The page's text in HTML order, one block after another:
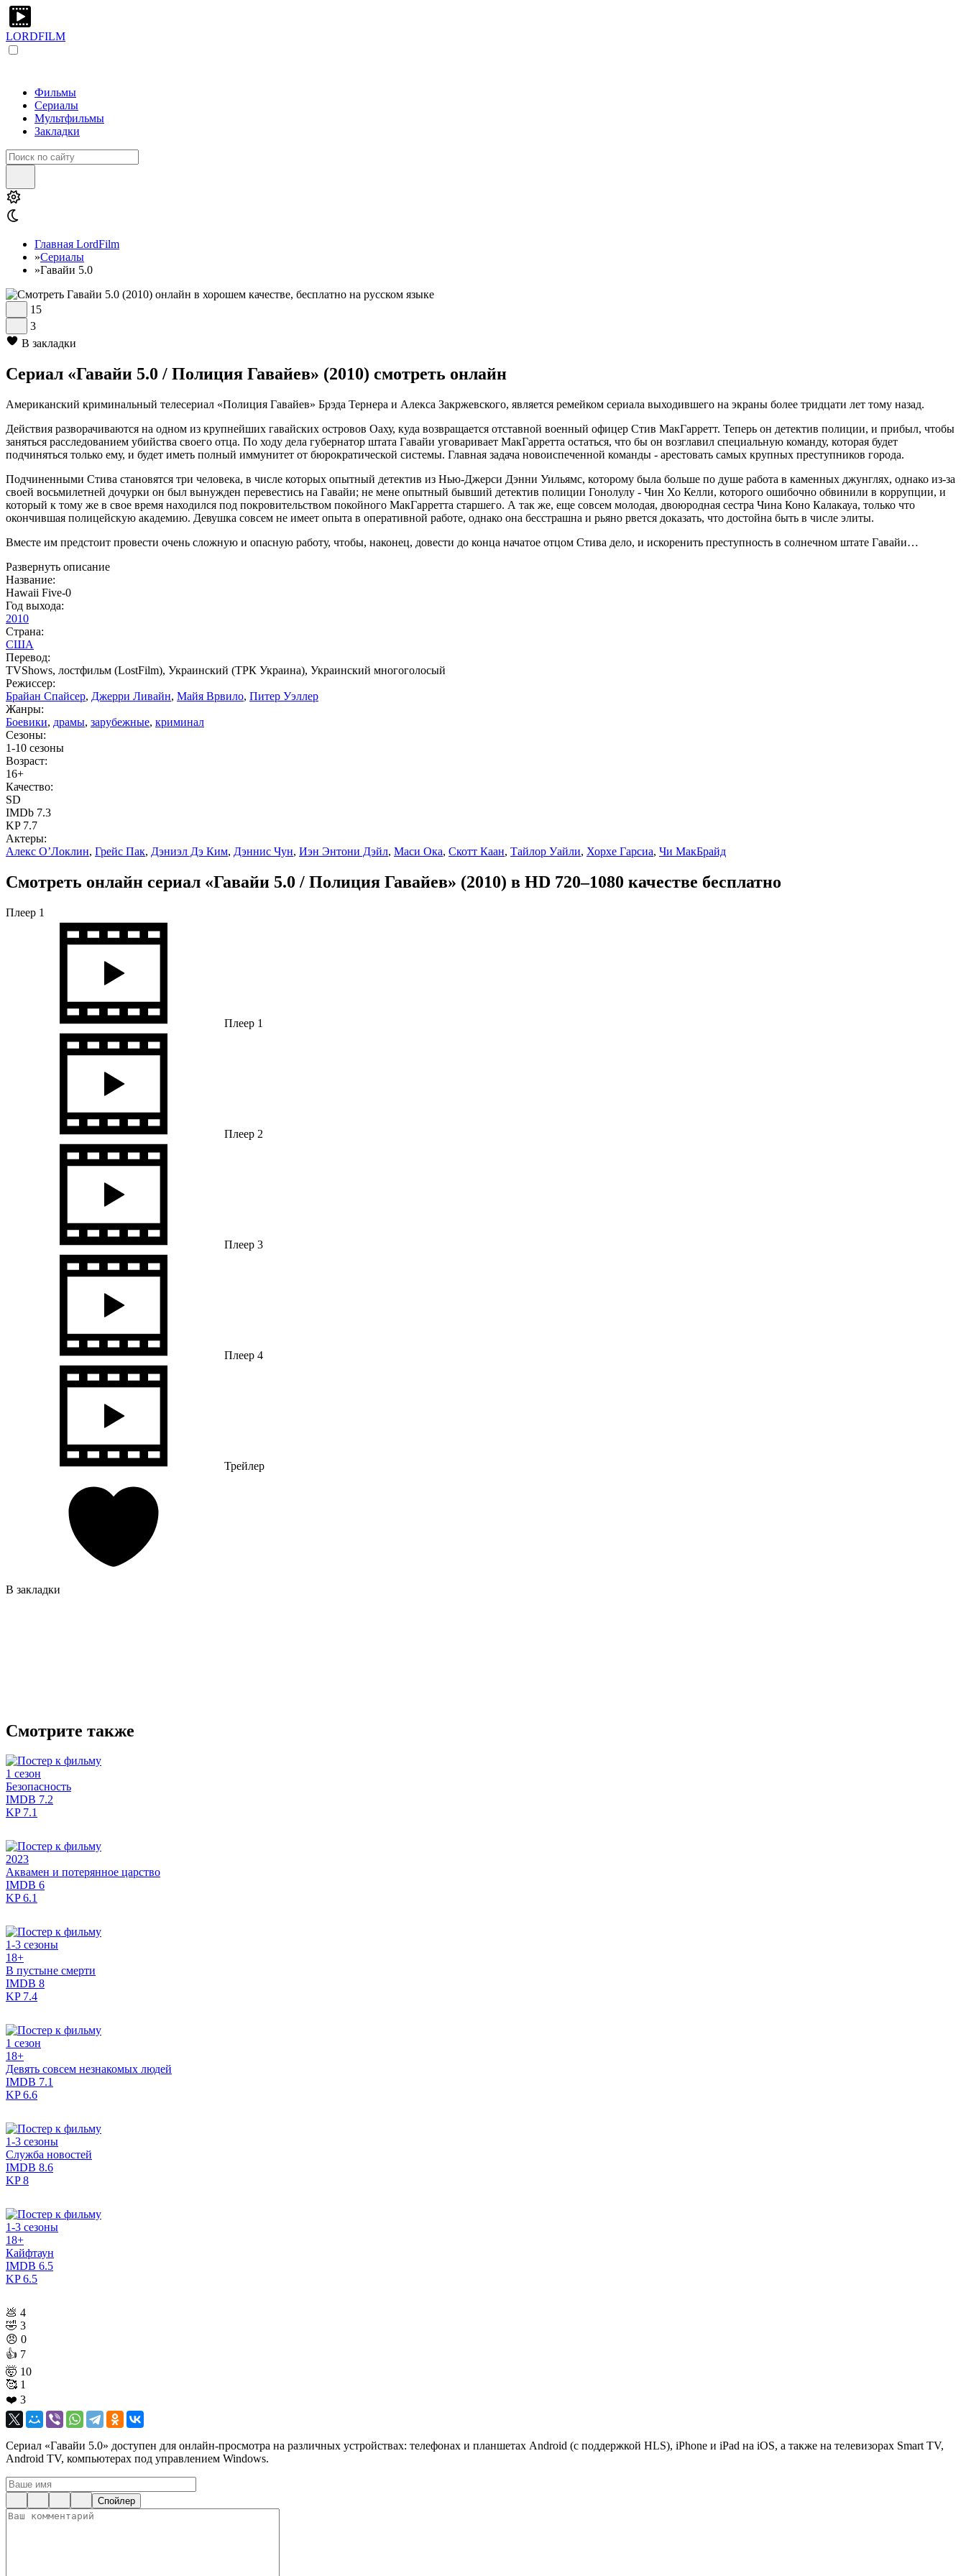
LORDFILM
Фильмы
Сериалы
Мультфильмы
Закладки
Главная LordFilm
»Сериалы
»Гавайи 5.0
15
3
В закладки
Сериал «Гавайи 5.0 / Полиция Гавайев» (2010) смотреть онлайн
Американский криминальный телесериал «Полиция Гавайев» Брэда Тернера и Алекса Закржевского, является ремейком сериала выходившего на экраны более тридцати лет тому назад.
Действия разворачиваются на одном из крупнейших гавайских островов Оаху, куда возвращается отставной военный офицер Стив МакГарретт. Теперь он детектив полиции, и прибыл, чтобы
заняться расследованием убийства своего отца. По ходу дела губернатор штата Гавайи уговаривает МакГарретта остаться, что бы он возглавил специальную команду, которая будет
подчиняться только ему, и будет иметь полный иммунитет от бюрократической системы. Главная задача новоиспеченной команды - арестовать самых крупных преступников города.
Подчиненными Стива становятся три человека, в числе которых опытный детектив из Нью-Джерси Дэнни Уильямс, которому была больше по душе работа в каменных джунглях, однако из-за
своей восьмилетней дочурки он был вынужден перевестись на Гавайи; не мене опытный бывший детектив полиции Гонолулу - Чин Хо Келли, которого ошибочно обвинили в коррупции, и
который к тому же в свое время находился под покровительством покойного МакГарретта старшего. А так же, еще совсем молодая, двоюродная сестра Чина Коно Калакауа, только что
окончившая полицейскую академию. Девушка совсем не имеет опыта в оперативной работе, однако она бесстрашна и рьяно рвется доказать, что достойна быть в числе элиты.
Вместе им предстоит провести очень сложную и опасную работу, чтобы, наконец, довести до конца начатое отцом Стива дело, и искоренить преступность в солнечном штате Гавайи…
Развернуть описание
Название:
Hawaii Five-0
Год выхода:
2010
Страна:
США
Перевод:
TVShows, лостфильм (LostFilm), Украинский (ТРК Украина), Украинский многоголосый
Режиссер:
Брайан Спайсер, Джерри Ливайн, Майя Врвило, Питер Уэллер
Жанры:
Боевики, драмы, зарубежные, криминал
Сезоны:
1-10 сезоны
Возраст:
16+
Качество:
SD
IMDb 7.3
KP 7.7
Актеры:
Алекс О’Локлин, Грейс Пак, Дэниэл Дэ Ким, Дэннис Чун, Иэн Энтони Дэйл, Маси Ока, Скотт Каан, Тайлор Уайли, Хорхе Гарсиа, Чи МакБрайд
Смотреть онлайн сериал «Гавайи 5.0 / Полиция Гавайев» (2010) в HD 720–1080 качестве бесплатно
Плеер 1
Плеер 1
Плеер 2
Плеер 3
Плеер 4
Трейлер
В закладки
Смотрите также
1 сезон
Безопасность
IMDB 7.2
KP7.1
2023
Аквамен и потерянное царство
IMDB 6
KP6.1
1-3 сезоны
18+
В пустыне смерти
IMDB 8
KP7.4
1 сезон
18+
Девять совсем незнакомых людей
IMDB 7.1
KP6.6
1-3 сезоны
Служба новостей
IMDB 8.6
KP8
1-3 сезоны
18+
Кайфтаун
IMDB 6.5
KP6.5
💩 4
🤣 3
😠 0
👍 7
🤯 10
🥰 1
❤️ 3
Сериал «Гавайи 5.0» доступен для онлайн-просмотра на различных устройствах: телефонах и планшетах Android (с поддержкой HLS), iPhone и iPad на iOS, а также на телевизорах Smart TV,
Android TV, компьютерах под управлением Windows.
Спойлер